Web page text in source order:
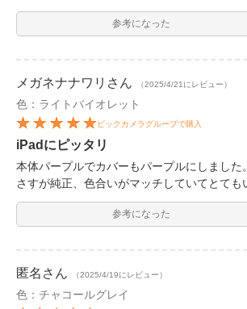
参考になった
メガネナナワリ さん （2025/4/21にレビュー）
色：ライトバイオレット
ビックカメラグループで購入
iPadにピッタリ
本体パープルでカバーもパープルにしました。
さすが純正、色合いがマッチしていてとても
参考になった
匿名 さん （2025/4/19にレビュー）
色：チャコールグレイ